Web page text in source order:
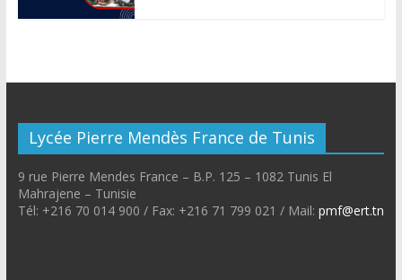
Lycée Pierre Mendès France de Tunis
9 rue Pierre Mendes France – B.P. 125 – 1082 Tunis El
Mahrajene – Tunisie
Tél: +216 70 014 900 / Fax: +216 71 799 021 / Mail: pmf@ert.tn